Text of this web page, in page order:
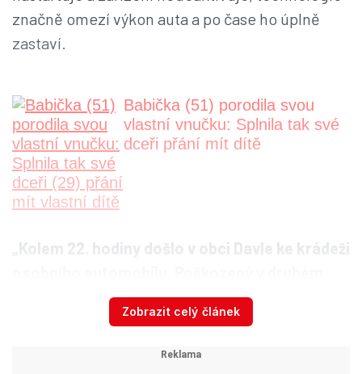
značně omezí výkon auta a po čase ho úplně
zastaví.
Babička (51) porodila svou
vlastní vnučku: Splnila tak své
dceři přání mít dítě
„Kolem 22. hodiny došlo v obci Davle ke krádeži
autě vůz několik set metrů pronásledoval. Po
dopravní nehodě pachatelé ale utekli, po
příjezdu jsme započali pátrání, které bylo
Zobrazit celý článek